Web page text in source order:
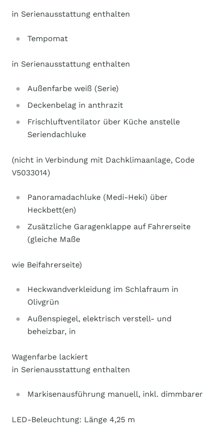
in Serienausstattung enthalten
Tempomat
in Serienausstattung enthalten
Außenfarbe weiß (Serie)
Deckenbelag in anthrazit
Frischluftventilator über Küche anstelle
Seriendachluke
(nicht in Verbindung mit Dachklimaanlage, Code
V5033014)
Panoramadachluke (Medi-Heki) über
Heckbett(en)
Zusätzliche Garagenklappe auf Fahrerseite
(gleiche Maße
wie Beifahrerseite)
Heckwandverkleidung im Schlafraum in
Olivgrün
Außenspiegel, elektrisch verstell- und
beheizbar, in
Wagenfarbe lackiert
in Serienausstattung enthalten
Markisenausführung manuell, inkl. dimmbarer
LED-Beleuchtung: Länge 4,25 m